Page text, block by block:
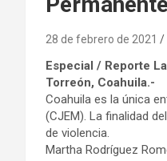
28 de febrero de 2021
Especial / Reporte
Torreón, Coahuila.-
Coahuila es la única
(CJEM). La finalidad
de violencia.
Martha Rodríguez